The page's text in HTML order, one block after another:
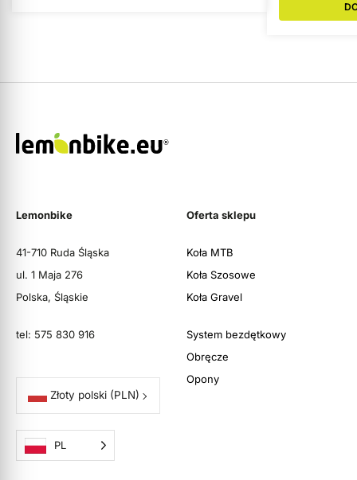
Lemonbike
41-710 Ruda Śląska
ul. 1 Maja 276
Polska, Śląskie
tel: 575 830 916
Złoty polski (PLN)
PL
Oferta sklepu
Koła MTB
Koła Szosowe
Koła Gravel
System bezdętkowy
Obręcze
Opony